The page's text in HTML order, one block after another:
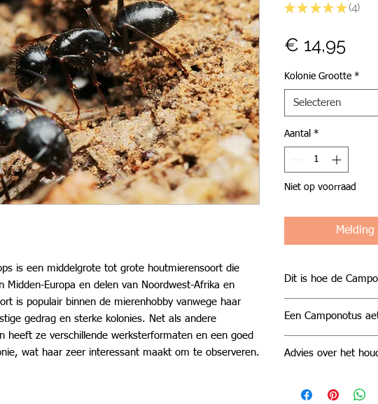
is een middelgrote tot grote houtmierensoort die
Midden-Europa en delen van Noordwest-Afrika en
is populair binnen de mierenhobby vanwege haar
gedrag en sterke kolonies. Net als andere
heeft ze verschillende werksterformaten en een goed
wat haar zeer interessant maakt om te observeren.
★ ★ ★ ★ ★ 4
4
€ 14,95Prijs
Kolonie Grootte *
Selecteren
Aantal *
Niet op voorraad
Dit is hoe de
warme, droge
struikgewas en
klimaat. Ze
De soort is
Een Camponotus
soort aan je
combineert mooie
Advies over het
Nest: 21 tot 26 °C